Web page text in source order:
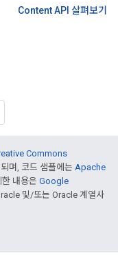
Content API 살펴보기
Commons
며, 코드 샘플에는 Apache
내용은 Google
및/또는 Oracle 계열사